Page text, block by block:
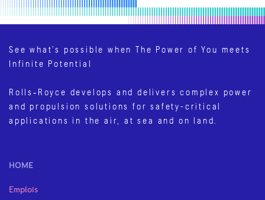
See what’s possible when The Power of You meets
Infinite Potential
Rolls‑Royce develops and delivers complex power
and propulsion solutions for safety-critical
applications in the air, at sea and on land.
HOME
Emplois